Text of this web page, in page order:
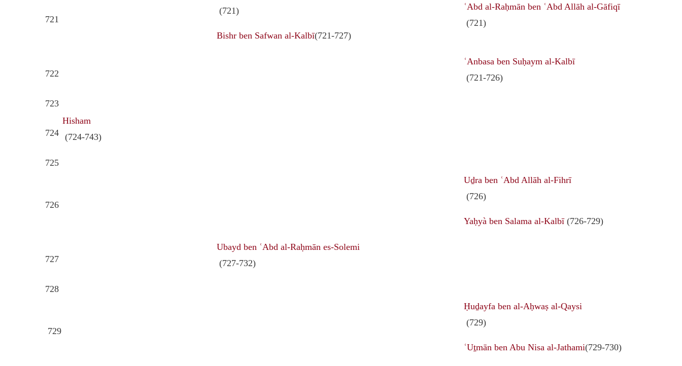
721
(721)
Bishr ben Safwan al-Kalbī(721-727)
ʿAbd al-Raḥmān ben ʿAbd Allāh al-Gāfiqī
(721)
722
ʿAnbasa ben Suḥaym al-Kalbī
(721-726)
723
724
Hisham
(724-743)
725
726
Uḏra ben ʿAbd Allāh al-Fihrī
(726)
Yaḥyà ben Salama al-Kalbī(726-729)
727
Ubayd ben ʿAbd al-Raḥmān es-Solemi
(727-732)
728
729
Ḥuḏayfa ben al-Aḥwaṣ al-Qaysi
(729)
ʿUṯmān ben Abu Nisa al-Jathami(729-730)